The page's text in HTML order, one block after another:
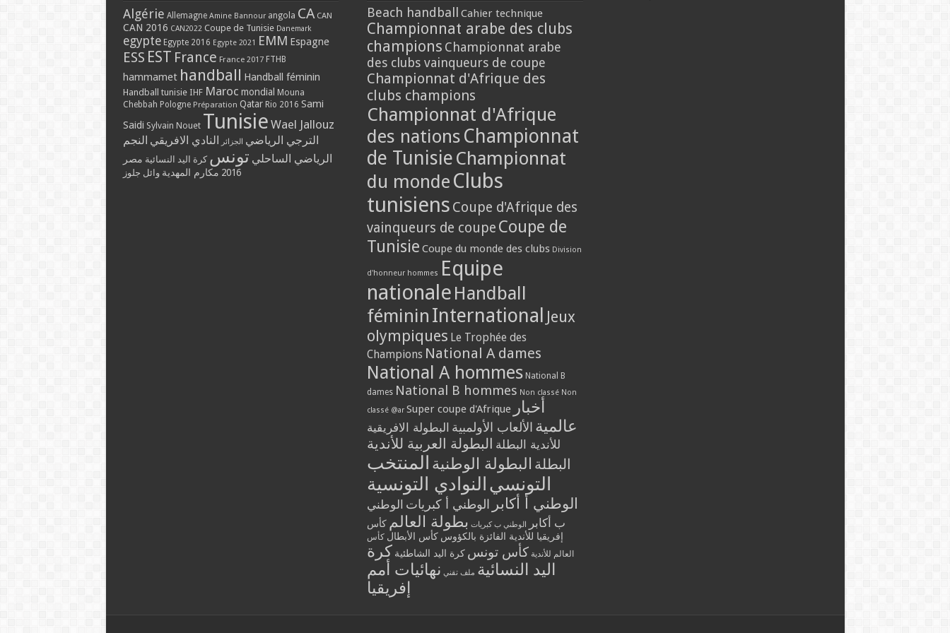
Algérie Allemagne Amine Bannour angola CA CAN
CAN 2016 CAN2022 Coupe de Tunisie Danemark
egypte Egypte 2016 Egypte 2021 EMM Espagne
ESS EST France France 2017 FTHB
hammamet handball Handball féminin
Handball tunisie IHF Maroc mondial Mouna
Chebbah Pologne Préparation Qatar Rio 2016 Sami
Saidi Sylvain Nouet Tunisie Wael Jallouz
الترجي الرياضي الجزائر النادي الافريقي النجم
الرياضي الساحلي تونس كرة اليد النسائية مصر
2016 مكارم المهدية وائل جلوز
Beach handball Cahier technique
Championnat arabe des clubs
champions Championnat arabe
des clubs vainqueurs de coupe
Championnat d'Afrique des
clubs champions
Championnat d'Afrique
des nations Championnat
de Tunisie Championnat
du monde Clubs
tunisiens Coupe d'Afrique des
vainqueurs de coupe Coupe de
Tunisie Coupe du monde des clubs Division
d'honneur hommes Equipe
nationale Handball
féminin International Jeux
olympiques Le Trophée des
Champions National A dames
National A hommes National B
dames National B hommes Non classé Non
classé @ar Super coupe d'Afrique أخبار
عالمية الألعاب الأولمبية البطولة الافريقية
للأندية البطلة البطولة العربية للأندية
البطلة البطولة الوطنية المنتخب
التونسي النوادي التونسية
الوطني أ أكابر الوطني أ كبريات الوطني
ب أكابر
الوطني ب كبريات بطولة العالم كأس
إفريقيا للأندية الفائزة بالكؤوس كأس الأبطال كأس
العالم للأندية كأس تونس كرة اليد الشاطئية كرة
اليد النسائية ملف تقني نهائيات أمم
إفريقيا